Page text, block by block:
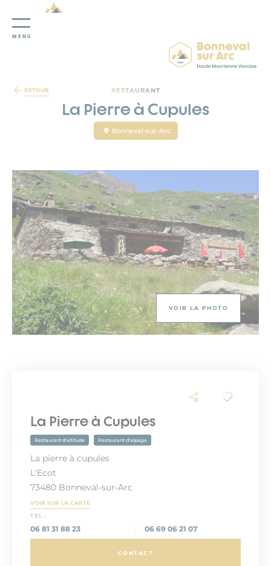
Panneau de gestion des cookies
MENU
RETOUR RESTAURANT
La Pierre à Cupules
Bonneval-sur-Arc
VOIR LA PHOTO
La Pierre à Cupules
Restaurant d'altitude Restaurant d'alpage
La pierre à cupules
L'Ecot
73480 Bonneval-sur-Arc
VOIR SUR LA CARTE
TEL :
06 81 31 88 23 06 69 06 21 07
CONTACT